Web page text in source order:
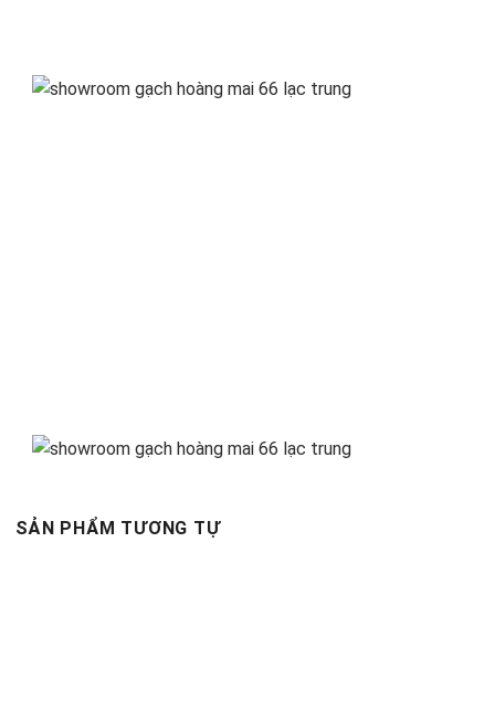
SẢN PHẨM TƯƠNG TỰ